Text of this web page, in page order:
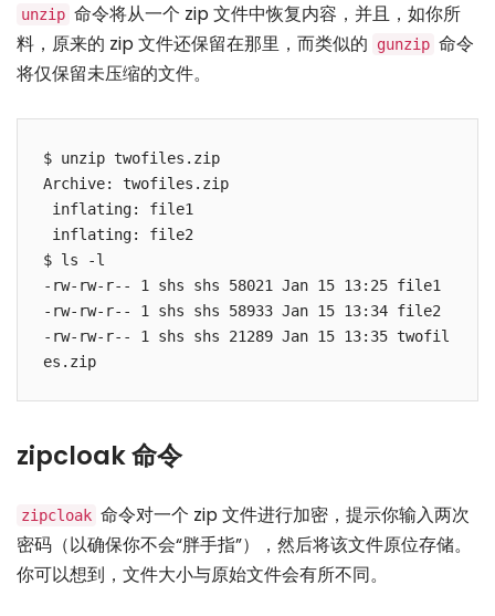
unzip 命令将从一个 zip 文件中恢复内容，并且，如你所
料，原来的 zip 文件还保留在那里，而类似的
gunzip 命令
将仅保留未压缩的文件。
$ unzip twofiles.zip
Archive: twofiles.zip
$ ls -l
-rw-rw-r-- 1 shs shs 58021 Jan 15 13:25 file1
-rw-rw-r-- 1 shs shs 58933 Jan 15 13:34 file2
-rw-rw-r-- 1 shs shs 21289 Jan 15 13:35 twofil
es.zip
zipcloak 命令
zipcloak 命令对一个 zip 文件进行加密，提示你输入两次
密码（以确保你不会“胖手指”），然后将该文件原位存储。
你可以想到，文件大小与原始文件会有所不同。